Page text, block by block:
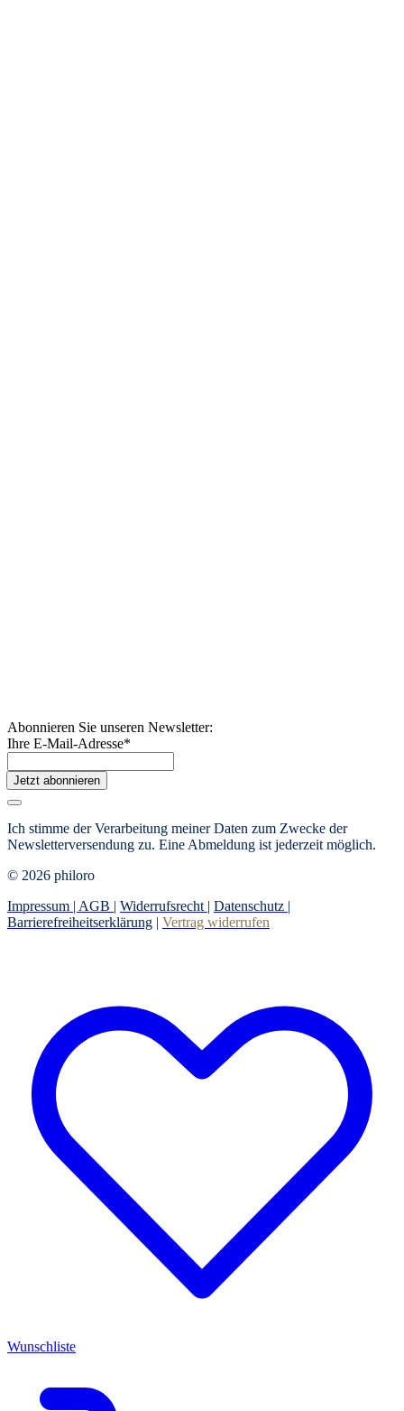
Abonnieren Sie unseren Newsletter:
Ihre E-Mail-Adresse*
Jetzt abonnieren
Ich stimme der Verarbeitung meiner Daten zum Zwecke der
Newsletterversendung zu. Eine Abmeldung ist jederzeit möglich.
© 2026 philoro
Impressum | AGB | Widerrufsrecht | Datenschutz |
Barrierefreiheitserklärung | Vertrag widerrufen
Wunschliste